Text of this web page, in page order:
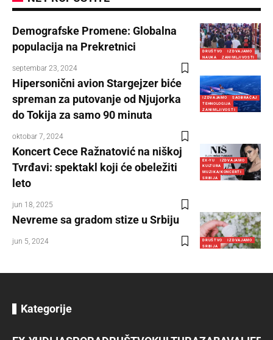
DRUŠTVO
IZDVAJAMO
NAUKA
ZANIMLJIVOSTI
Demografske Promene: Globalna
populacija na Prekretnici
septembar 23, 2024
IZDVAJAMO
SAOBRAĆAJ
TEHNOLOGIJA
ZANIMLJIVOSTI
Hipersonični avion Stargejzer biće
spreman za putovanje od Njujorka
do Tokija za samo 90 minuta
oktobar 7, 2024
EX-YU
IZDVAJAMO
KULTURA
MUZIKA/KONCERTI
SRBIJA
Koncert Cece Ražnatović na niškoj
Tvrđavi: spektakl koji će obeležiti
leto
jun 18, 2025
DRUŠTVO
IZDVAJAMO
SRBIJA
Nevreme sa gradom stize u Srbiju
jun 5, 2024
Kategorije